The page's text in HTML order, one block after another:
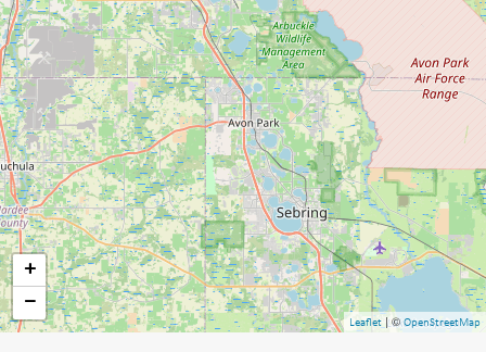
+
−
Leaflet | ©OpenStreetMap